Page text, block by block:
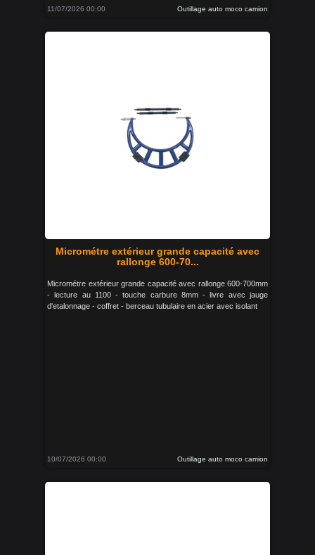
11/07/2026 00:00 Outillage auto moco camion
Micrométre extérieur grande capacité avec
rallonge 600-70...
Micrométre extérieur grande capacité avec rallonge 600-700mm
- lecture au 1100 - touche carbure 8mm - livre avec jauge
d'etalonnage - coffret - berceau tubulaire en acier avec isolant
10/07/2026 00:00 Outillage auto moco camion